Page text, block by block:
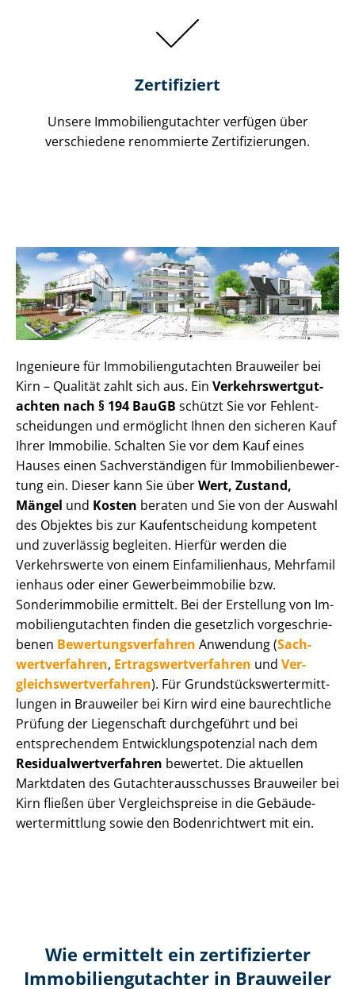
Zertifiziert
Unsere Immobilien­gutachter verfügen über
verschiedene renommierte Zer­ti­fi­zie­run­gen.
Ingenieure für Im­mo­bi­li­en­gut­ach­ten Brauweiler bei
Kirn – Qualität zahlt sich aus. Ein Ver­kehrs­wert­gut­
ach­ten nach § 194 BauGB schützt Sie vor Fehl­ent­
schei­dun­gen und ermöglicht Ihnen den sicheren Kauf
Ihrer Immobilie. Schalten Sie vor dem Kauf eines
Hauses einen Sach­ver­stän­di­gen für Im­mo­bi­li­en­be­wer­
tung ein. Dieser kann Sie überWert, Zustand,
Mängel und Kosten beraten und Sie von der Auswahl
des Objektes bis zur Kauf­ent­schei­dung kompetent
und zuverlässig begleiten. Hierfür werden die
Verkehrswerte von einem Einfamilienhaus, Mehr­fa­mi­l
i­en­haus oder einer Ge­wer­be­im­mo­bi­lie bzw.
Sonderimmobilie ermittelt. Bei der Erstellung von Im­
mo­bi­li­en­gut­ach­ten finden die gesetzlich vor­ge­schrie­
be­nen Be­wer­tungs­ver­fah­ren Anwendung (Sach­
wert­ver­fah­ren, Er­trags­wert­ver­fah­ren und Ver­
gleichs­wert­ver­fah­ren). Für Grund­stücks­wert­ermitt­
lun­gen in Brauweiler bei Kirn wird eine baurechtliche
Prüfung der Liegenschaft durchgeführt und bei
entsprechendem Ent­wick­lungs­po­ten­zi­al nach dem
Re­si­du­al­wert­ver­fah­ren bewertet. Die aktuellen
Marktdaten des Gut­ach­ter­aus­schus­ses Brauweiler bei
Kirn fließen über Ver­gleichs­prei­se in die Ge­bäu­de­
wert­ermitt­lung sowie den Bodenrichtwert mit ein.
Wie ermittelt ein zertifizierter
Immobilien­gutachter in Brauweiler